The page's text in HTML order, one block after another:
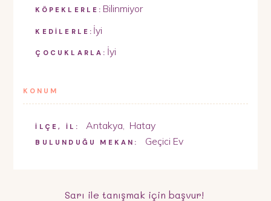
KÖPEKLERLE: Bilinmiyor
KEDİLERLE: İyi
ÇOCUKLARLA: İyi
KONUM
İLÇE, İL: Antakya, Hatay
BULUNDUĞU MEKAN: Geçici Ev
Sarı ile tanışmak için başvur!